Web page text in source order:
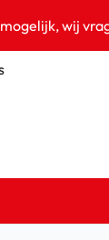
wij